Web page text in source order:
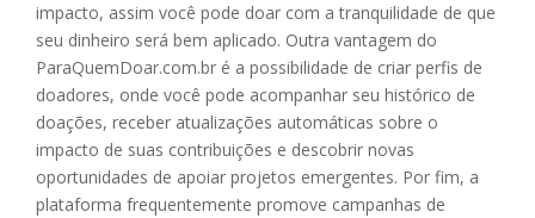
impacto, assim você pode doar com a tranquilidade de que
seu dinheiro será bem aplicado. Outra vantagem do
ParaQuemDoar.com.br é a possibilidade de criar perfis de
doadores, onde você pode acompanhar seu histórico de
doações, receber atualizações automáticas sobre o
impacto de suas contribuições e descobrir novas
oportunidades de apoiar projetos emergentes. Por fim, a
plataforma frequentemente promove campanhas de